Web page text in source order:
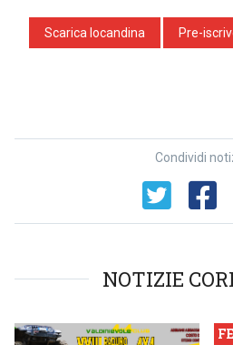
Scarica locandina Pre-
Condividi
NOTIZIE